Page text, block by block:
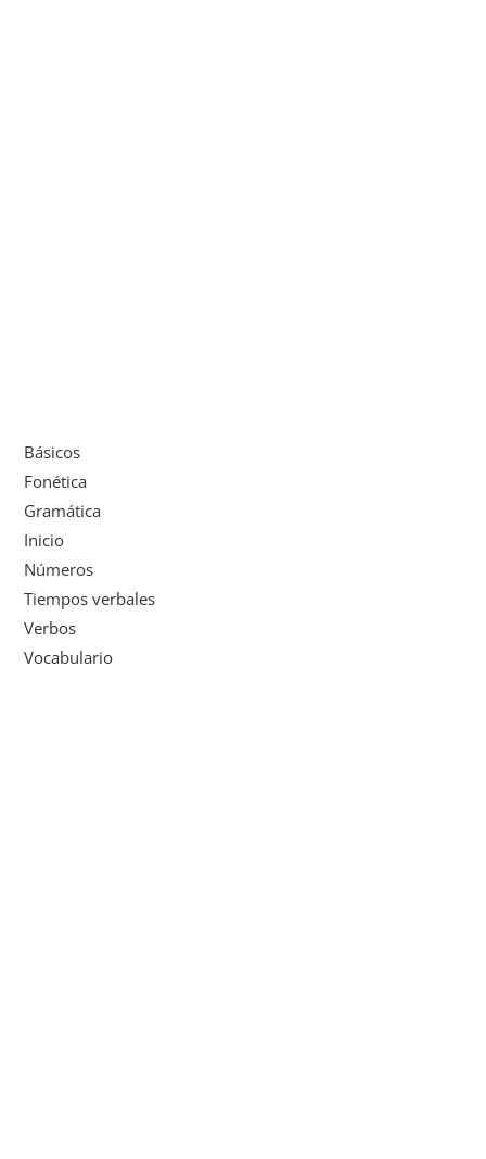
Básicos
Fonética
Gramática
Inicio
Números
Tiempos verbales
Verbos
Vocabulario